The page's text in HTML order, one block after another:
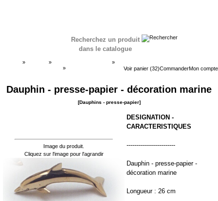
Recherchez un produit
dans le catalogue
Voir panier (32)CommanderMon compte
» »
»
»
Dauphin - presse-papier - décoration marine
[Dauphins - presse-papier]
Image du produit.
Cliquez sur l'image pour l'agrandir
DESIGNATION -
CARACTERISTIQUES
-------------------------
Dauphin - presse-papier -
décoration marine
Longueur : 26 cm